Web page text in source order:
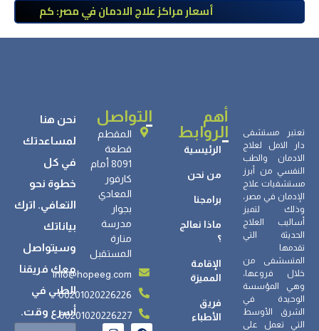
أسعار مراكز علاج الادمان في مصر: كم
تبلغ التكلفة وما الذي يشمله سعر
تعتبر مستشفى
دار الامل لعلاج
الادمان والطب
النفسي من أبرز
مستشفيات علاج
الإدمان في مصر،
وذلك لتميز
أساليب العلاج
الحديثة التي
تقدمها
المتسشفى من
خلال فروعها،
وهي المؤسسة
الوحيدة في
الشرق الأوسط
التي تعمل على
أهم
الروابط
الرئيسية
من نحن
برامجنا
ماذا نعالج
؟
الإقامة
المميزة
فريق
الأطباء
التواصل
المقطم
قطعة
8091 أمام
كارفور
المعادي
بجوار
مدرسة
منارة
المستقبل
info@hopeeg.com
00201020226226
00201020226227
نحن هنا
لمساعدتك
في كل
خطوة نحو
التعافي. اترك
بياناتك
وسيتواصل
معك فريقنا
الطبي في
أسرع وقت.